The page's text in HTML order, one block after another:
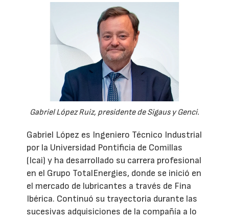
Gabriel López Ruiz, presidente de Sigaus y Genci.
Gabriel López es Ingeniero Técnico Industrial
por la Universidad Pontificia de Comillas
(Icai) y ha desarrollado su carrera profesional
en el Grupo TotalEnergies, donde se inició en
el mercado de lubricantes a través de Fina
Ibérica. Continuó su trayectoria durante las
sucesivas adquisiciones de la compañía a lo